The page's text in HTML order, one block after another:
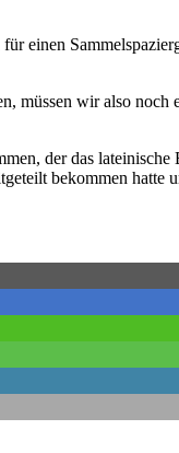
einen
müssen wir also noch
der das
bekommen hatte